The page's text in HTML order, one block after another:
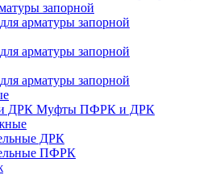
запорной
арматуры запорной
арматуры запорной
арматуры запорной
Муфты ПФРК и ДРК
ДРК
ПФРК